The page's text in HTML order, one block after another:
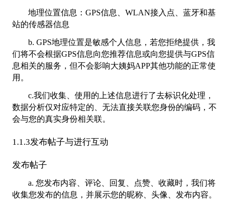
地理位置信息：GPS信息、WLAN接入点、蓝牙和基
站的传感器信息
b. GPS地理位置是敏感个人信息，若您拒绝提供，我
们将不会根据GPS信息向您推荐信息或向您提供与GPS信
息相关的服务，但不会影响大姨妈APP其他功能的正常使
用。
c.我们收集、使用的上述信息进行了去标识化处理，
数据分析仅对应特定的、无法直接关联您身份的编码，不
会与您的真实身份相关联。
1.1.3发布帖子与进行互动
发布帖子
a. 您发布内容、评论、回复、点赞、收藏时，我们将
收集您发布的信息，并展示您的昵称、头像、发布内容。